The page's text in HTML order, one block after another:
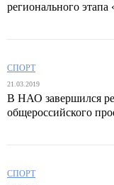
регионального
СПОРТ
21.03.2019
В НАО завершился
общероссийского
СПОРТ